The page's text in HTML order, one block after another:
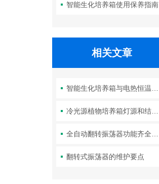
智能生化培养箱使用保养指南
相关文章
冷光源植物培养箱灯源和结构优势
翻转式振荡器的维护要点